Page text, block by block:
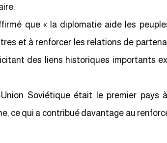
que « la diplomatie aide les
et à renforcer les relations de
des liens historiques importants
Soviétique était le premier pays
ce qui a contribué davantage au